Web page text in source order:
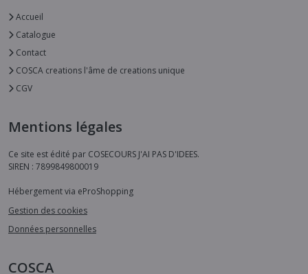
Accueil
Catalogue
Contact
COSCA creations l'âme de creations unique
CGV
Mentions légales
Ce site est édité par COSECOURS J'AI PAS D'IDEES.
SIREN : 7899849800019
Hébergement via eProShopping
Gestion des cookies
Données personnelles
COSCA